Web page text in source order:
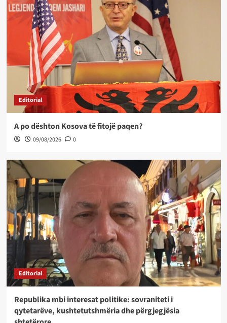
Editorial
A po dështon Kosova të fitojë paqen?
09/08/2026 0
Editorial
Republika mbi interesat politike: sovraniteti i
qytetarëve, kushtetutshmëria dhe përgjegjësia